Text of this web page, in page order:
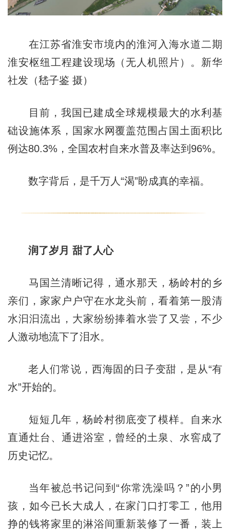
在江苏省淮安市境内的淮河入海水道二期
淮安枢纽工程建设现场（无人机照片）。新华
社发（嵇子鉴 摄）
目前，我国已建成全球规模最大的水利基
础设施体系，国家水网覆盖范围占国土面积比
例达80.3%，全国农村自来水普及率达到96%。
数字背后，是千万人“渴”盼成真的幸福。
润了岁月 甜了人心
马国兰清晰记得，通水那天，杨岭村的乡
亲们，家家户户守在水龙头前，看着第一股清
水汩汩流出，大家纷纷捧着水尝了又尝，不少
人激动地流下了泪水。
老人们常说，西海固的日子变甜，是从“有
水”开始的。
短短几年，杨岭村彻底变了模样。自来水
直通灶台、通进浴室，曾经的土泉、水窖成了
历史记忆。
当年被总书记问到“你常洗澡吗？”的小男
孩，如今已长大成人，在家门口打零工，他用
挣的钱将家里的淋浴间重新装修了一番，装上